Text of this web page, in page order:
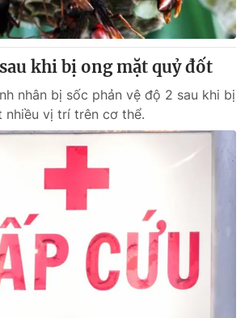
khi bị ong mặt quỷ đốt
nhân bị sốc phản vệ độ 2 sau khi bị
vị trí trên cơ thể.